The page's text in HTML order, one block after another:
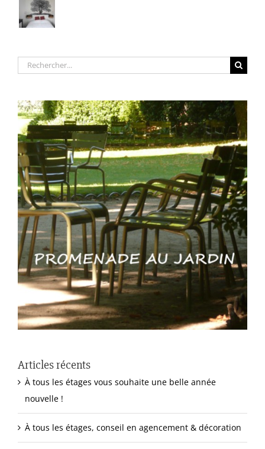
Rechercher:
Articles récents
À tous les étages vous souhaite une belle année
nouvelle !
À tous les étages, conseil en agencement & décoration